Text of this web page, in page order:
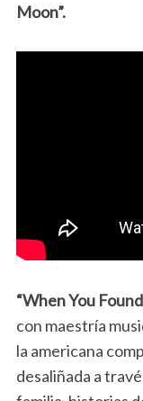
Moon”.
“When You
con maestría
la americana
desaliñada a